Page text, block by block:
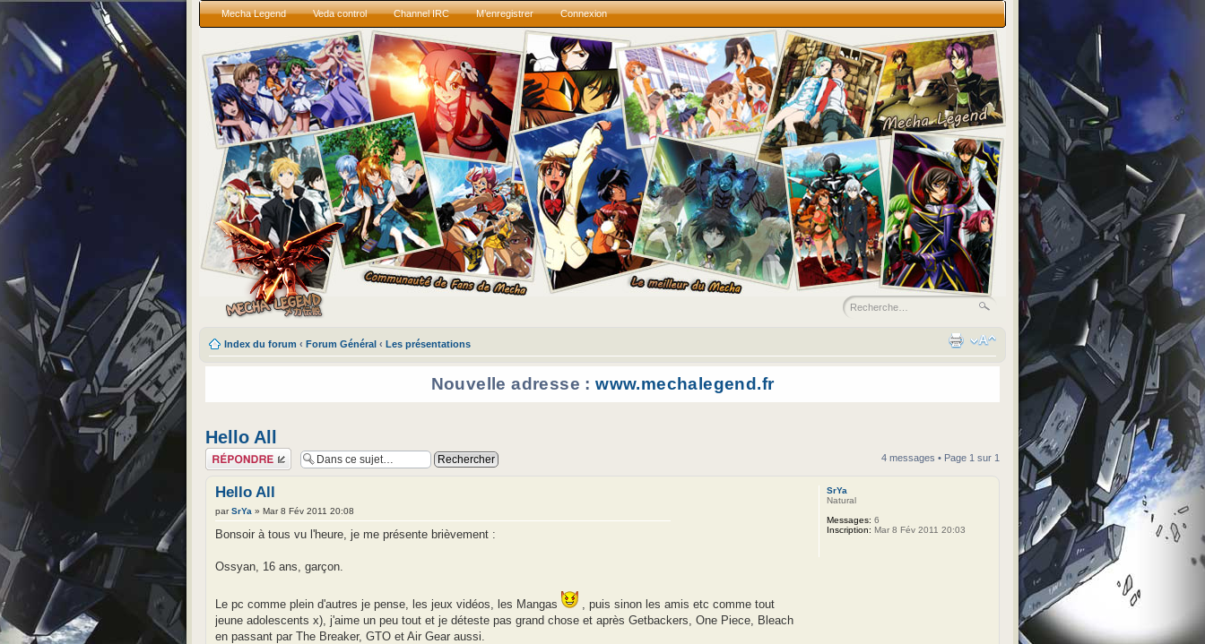
Mecha Legend Veda control Channel IRC M’enregistrer Connexion
Index du forum ‹ Forum Général ‹ Les présentations
Nouvelle adresse :www.mechalegend.fr
Hello All
Répondre 4 messages • Page 1 sur 1
Hello All
parSrYa » Mar 8 Fév 2011 20:08
Bonsoir à tous vu l'heure, je me présente brièvement :
Ossyan, 16 ans, garçon.
Le pc comme plein d'autres je pense, les jeux vidéos, les Mangas
, puis sinon les amis etc comme tout
jeune adolescents x), j'aime un peu tout et je déteste pas grand chose et après Getbackers, One Piece, Bleach
en passant par The Breaker, GTO et Air Gear aussi.
SrYa
Natural
Messages: 6
Inscription: Mar 8 Fév 2011 20:03